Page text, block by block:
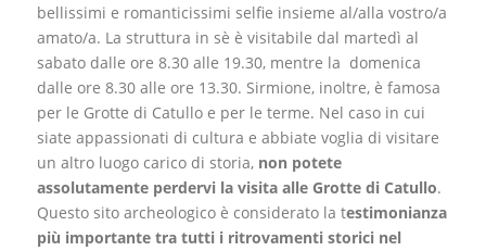
bellissimi e romanticissimi selfie insieme al/alla vostro/a
amato/a. La struttura in sè è visitabile dal martedì al
sabato dalle ore 8.30 alle 19.30, mentre la domenica
dalle ore 8.30 alle ore 13.30. Sirmione, inoltre, è famosa
per le Grotte di Catullo e per le terme. Nel caso in cui
siate appassionati di cultura e abbiate voglia di visitare
un altro luogo carico di storia, non potete
assolutamente perdervi la visita alle Grotte di Catullo.
Questo sito archeologico è considerato la testimonianza
più importante tra tutti i ritrovamenti storici nel